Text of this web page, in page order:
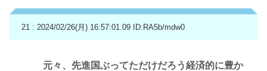
21 : 2024/02/26(月) 16:57:01.09 ID:RA5b/mdw0
元々、先進国ぶってただけだろう経済的に豊か